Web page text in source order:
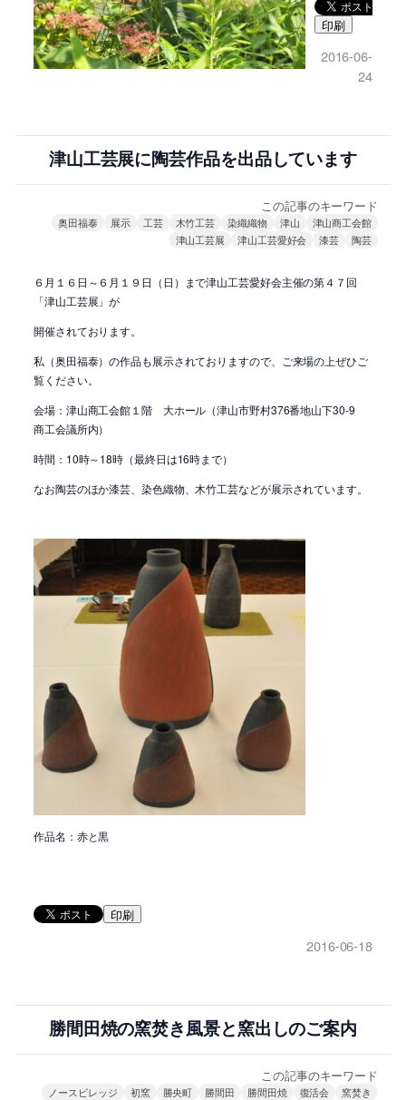
印刷
2016-06-
24
津山工芸展に陶芸作品を出品しています
この記事のキーワード
奥田福泰 展示 工芸 木竹工芸 染織織物 津山
津山商工会館
津山工芸展
津山工芸愛好会 漆芸 陶芸
６月１６日～６月１９日（日）まで津山工芸愛好会主催の第４７回
「津山工芸展」が
開催されております。
私（奥田福泰）の作品も展示されておりますので、ご来場の上ぜひご
覧ください。
会場：津山商工会館１階 大ホール（津山市野村376番地山下30-9
商工会議所内）
時間：10時～18時（最終日は16時まで）
なお陶芸のほか漆芸、染色織物、木竹工芸などが展示されています。
作品名：赤と黒
印刷
2016-06-18
勝間田焼の窯焚き風景と窯出しのご案内
この記事のキーワード
ノースビレッジ 初窯 勝央町 勝間田 勝間田焼 復活会
窯焚き